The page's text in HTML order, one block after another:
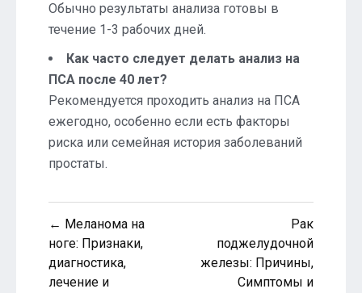
Обычно результаты анализа готовы в
течение 1-3 рабочих дней.
Как часто следует делать анализ на
ПСА после 40 лет?
Рекомендуется проходить анализ на ПСА
ежегодно, особенно если есть факторы
риска или семейная история заболеваний
простаты.
Навигация
по
записям
← Меланома на
ноге: Признаки,
диагностика,
лечение и
Рак
поджелудочной
железы: Причины,
Симптомы и